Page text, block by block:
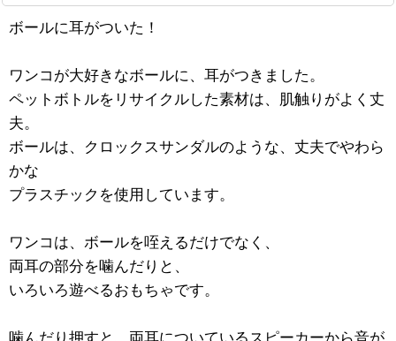
ボールに耳がついた！
ワンコが大好きなボールに、耳がつきました。
ペットボトルをリサイクルした素材は、肌触りがよく丈
夫。
ボールは、クロックスサンダルのような、丈夫でやわら
かな
プラスチックを使用しています。
ワンコは、ボールを咥えるだけでなく、
両耳の部分を噛んだりと、
いろいろ遊べるおもちゃです。
噛んだり押すと、両耳についているスピーカーから音が